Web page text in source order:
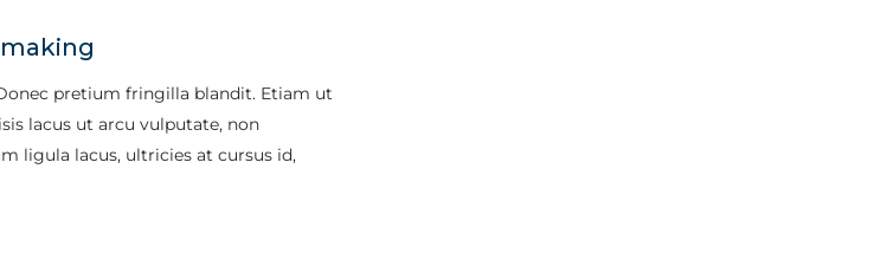
pretium fringilla blandit. Etiam ut
lacus ut arcu vulputate, non
ligula lacus, ultricies at cursus id,